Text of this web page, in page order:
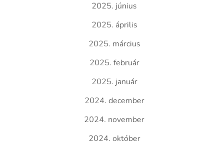
2025. június
2025. április
2025. március
2025. február
2025. január
2024. december
2024. november
2024. október